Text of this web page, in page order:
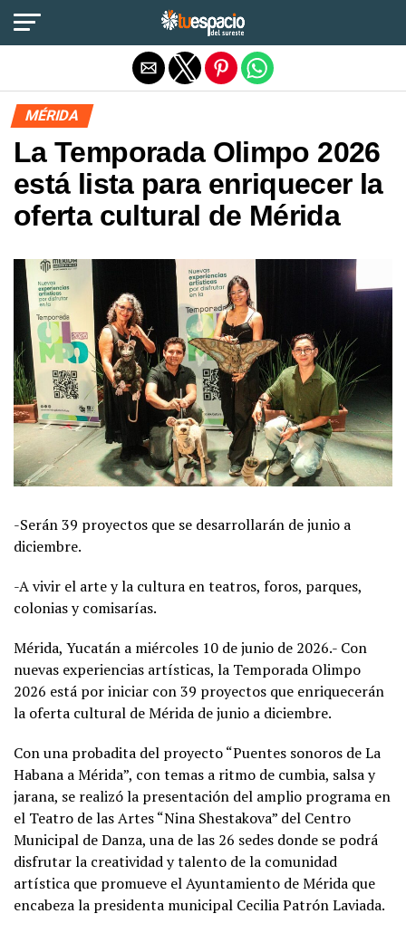
MÉRIDA
La Temporada Olimpo 2026
está lista para enriquecer la
oferta cultural de Mérida
-Serán 39 proyectos que se desarrollarán de junio a
diciembre.
-A vivir el arte y la cultura en teatros, foros, parques,
colonias y comisarías.
Mérida, Yucatán a miércoles 10 de junio de 2026.- Con
nuevas experiencias artísticas, la Temporada Olimpo
2026 está por iniciar con 39 proyectos que enriquecerán
la oferta cultural de Mérida de junio a diciembre.
Con una probadita del proyecto “Puentes sonoros de La
Habana a Mérida”, con temas a ritmo de cumbia, salsa y
jarana, se realizó la presentación del amplio programa en
el Teatro de las Artes “Nina Shestakova” del Centro
Municipal de Danza, una de las 26 sedes donde se podrá
disfrutar la creatividad y talento de la comunidad
artística que promueve el Ayuntamiento de Mérida que
encabeza la presidenta municipal Cecilia Patrón Laviada.
Salir de la versión móvil